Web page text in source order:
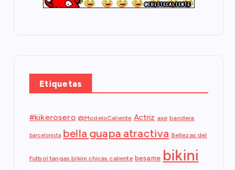
Etiquetas
#kikerosero @ModeloCaliente Actriz axe bandera
barcelonista bella guapa atractiva Bellezas del
Futbol tangas bikini chicas caliente besame bikini